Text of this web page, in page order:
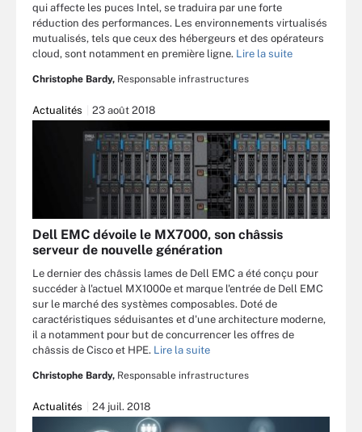
qui affecte les puces Intel, se traduira par une forte
réduction des performances. Les environnements virtualisés
mutualisés, tels que ceux des hébergeurs et des opérateurs
cloud, sont notamment en première ligne. Lire la suite
Christophe Bardy, Responsable infrastructures
Actualités 23 août 2018
Dell EMC dévoile le MX7000, son châssis
serveur de nouvelle génération
Le dernier des châssis lames de Dell EMC a été conçu pour
succéder à l'actuel MX1000e et marque l'entrée de Dell EMC
sur le marché des systèmes composables. Doté de
caractéristiques séduisantes et d'une architecture moderne,
il a notamment pour but de concurrencer les offres de
châssis de Cisco et HPE. Lire la suite
Christophe Bardy, Responsable infrastructures
Actualités 24 juil. 2018